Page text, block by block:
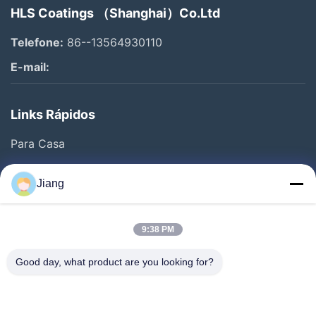
HLS Coatings （Shanghai）Co.Ltd
Telefone: 86--13564930110
E-mail:
Links Rápidos
Para Casa
Produtos
Vídeos
Visita À Fábrica
Jiang
9:38 PM
Good day, what product are you looking for?